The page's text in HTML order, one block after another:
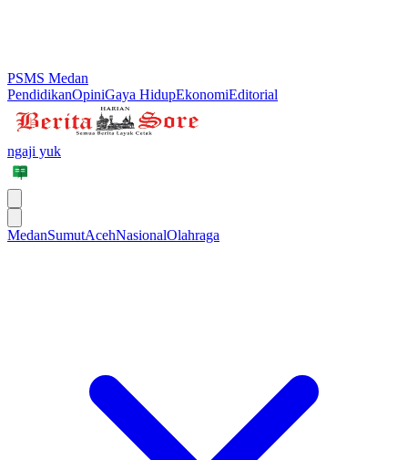
PSMS Medan
PendidikanOpiniGaya HidupEkonomiEditorial
ngaji yuk
MedanSumutAcehNasionalOlahraga